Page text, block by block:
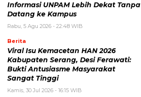
Informasi UNPAM Lebih Dekat Tanpa
Datang ke Kampus
Rabu, 5 Agu 2026 - 22:48 WIB
Berita
Viral Isu Kemacetan HAN 2026
Kabupaten Serang, Desi Ferawati:
Bukti Antusiasme Masyarakat
Sangat Tinggi
Kamis, 30 Jul 2026 - 16:15 WIB